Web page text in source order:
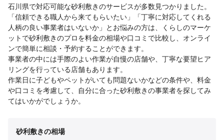
石川県で対応可能な砂利敷きのサービスが多数見つかりました。
「信頼できる職人から来てもらいたい」「丁寧に対応してくれる
人柄の良い事業者はいないか」とお悩みの方は、くらしのマーケ
ットで砂利敷きのプロを料金の相場や口コミで比較し、オンライ
ンで簡単に相談・予約することができます。
事業者の中には手際のよい作業が自慢の店舗や、丁寧な要望ヒア
リングを行っている店舗もあります。
作業日に子どもやペットがいても問題ないかなどの条件や、料金
や口コミを考慮して、自分に合った砂利敷きの事業者を探してみ
てはいかがでしょうか。
砂利敷きの相場